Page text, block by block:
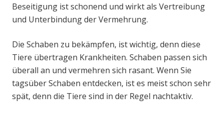
Beseitigung ist schonend und wirkt als Vertreibung
und Unterbindung der Vermehrung.
Die Schaben zu bekämpfen, ist wichtig, denn diese
Tiere übertragen Krankheiten. Schaben passen sich
überall an und vermehren sich rasant. Wenn Sie
tagsüber Schaben entdecken, ist es meist schon sehr
spät, denn die Tiere sind in der Regel nachtaktiv.